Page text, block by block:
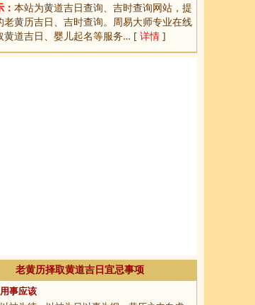
本站为黄道吉日查询、 吉时查询网站，提
老黄历吉日、吉时查询。周易大师专业在线
黄道吉日、婴儿起名等服务… [ 详情 ]
老黄历择取黄道吉日宜忌事项
事应该